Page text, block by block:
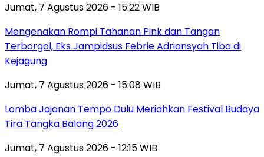
Jumat, 7 Agustus 2026 - 15:22 WIB
Mengenakan Rompi Tahanan Pink dan Tangan
Terborgol, Eks Jampidsus Febrie Adriansyah Tiba di
Kejagung
Jumat, 7 Agustus 2026 - 15:08 WIB
Lomba Jajanan Tempo Dulu Meriahkan Festival Budaya
Tira Tangka Balang 2026
Jumat, 7 Agustus 2026 - 12:15 WIB